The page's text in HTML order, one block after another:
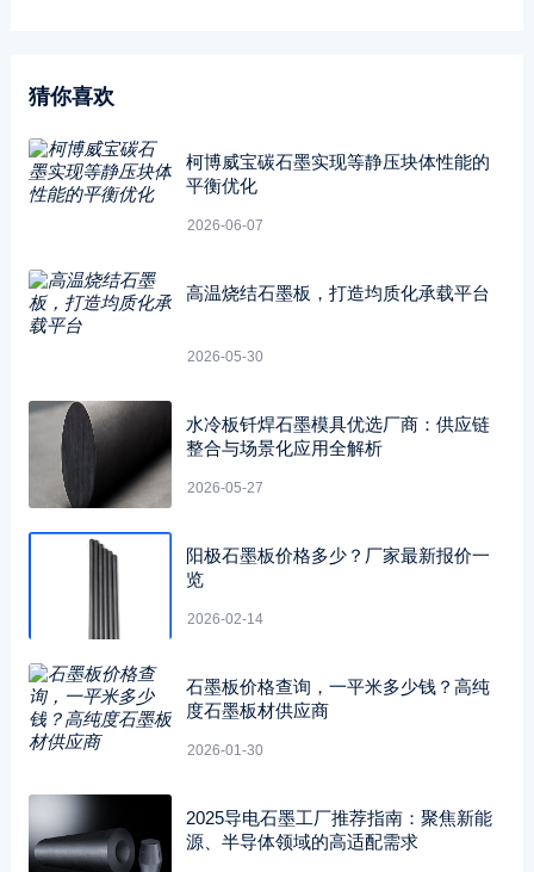
猜你喜欢
柯博威宝碳石墨实现等静压块体性能的
平衡优化
2026-06-07
高温烧结石墨板，打造均质化承载平台
2026-05-30
水冷板钎焊石墨模具优选厂商：供应链
整合与场景化应用全解析
2026-05-27
阳极石墨板价格多少？厂家最新报价一
览
2026-02-14
石墨板价格查询，一平米多少钱？高纯
度石墨板材供应商
2026-01-30
2025导电石墨工厂推荐指南：聚焦新能
源、半导体领域的高适配需求